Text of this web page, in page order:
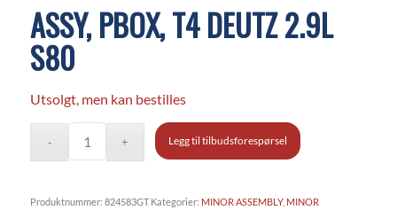
ASSY, PBOX, T4 DEUTZ 2.9L
S80
Utsolgt, men kan bestilles
Legg til tilbudsforespørsel
Produktnummer: 824583GT Kategorier: MINOR ASSEMBLY, MINOR